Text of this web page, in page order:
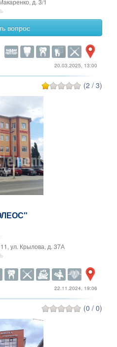
д. 3/1
вопрос
20.03.2025, 13:00
(2 / 3)
ул. Крылова, д. 37А
22.11.2024, 19:06
(0 / 0)